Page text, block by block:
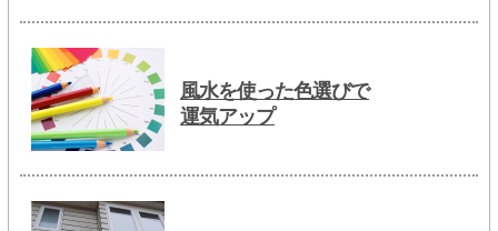
風水を使った色選びで
運気アップ